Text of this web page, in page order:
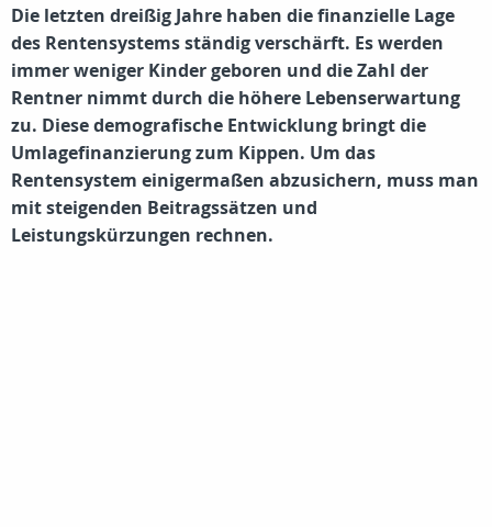
Die letzten dreißig Jahre haben die finanzielle Lage
des Rentensystems ständig verschärft. Es werden
immer weniger Kinder geboren und die Zahl der
Rentner nimmt durch die höhere Lebenserwartung
zu. Diese demografische Entwicklung bringt die
Umlagefinanzierung zum Kippen. Um das
Rentensystem einigermaßen abzusichern, muss man
mit steigenden Beitragssätzen und
Leistungskürzungen rechnen.